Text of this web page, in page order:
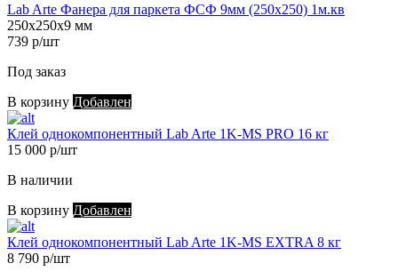
Lab Arte Фанера для паркета ФСФ 9мм (250х250) 1м.кв
250х250х9 мм
739 р/шт
Под заказ
В корзину Добавлен
Клей однокомпонентный Lab Arte 1K-MS PRO 16 кг
15 000 р/шт
В наличии
В корзину Добавлен
Клей однокомпонентный Lab Arte 1K-MS EXTRA 8 кг
8 790 р/шт